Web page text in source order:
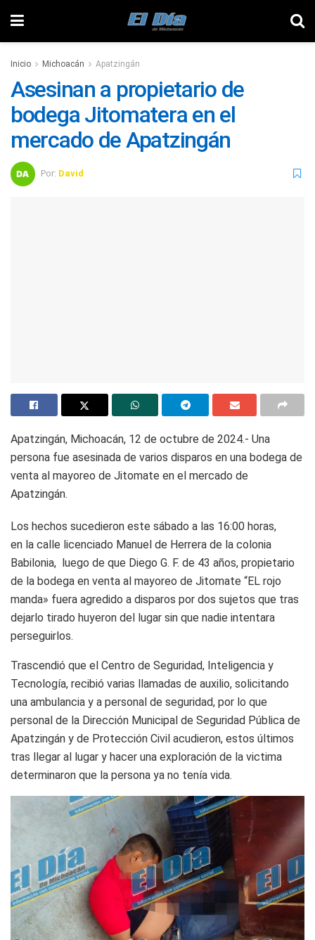
Inicio Michoacán Apatzingán
Asesinan a propietario de
bodega Jitomatera en el
mercado de Apatzingán
Por: David
Apatzingán, Michoacán, 12 de octubre de 2024.- Una
persona fue asesinada de varios disparos en una bodega de
venta al mayoreo de Jitomate en el mercado de
Apatzingán.
Los hechos sucedieron este sábado a las 16:00 horas,
en la calle licenciado Manuel de Herrera de la colonia
Babilonia, luego de que Diego G. F. de 43 años, propietario
de la bodega en venta al mayoreo de Jitomate “EL rojo
manda» fuera agredido a disparos por dos sujetos que tras
dejarlo tirado huyeron del lugar sin que nadie intentara
perseguirlos.
Trascendió que el Centro de Seguridad, Inteligencia y
Tecnología, recibió varias llamadas de auxilio, solicitando
una ambulancia y a personal de seguridad, por lo que
personal de la Dirección Municipal de Seguridad Pública de
Apatzingán y de Protección Civil acudieron, estos últimos
tras llegar al lugar y hacer una exploración de la victima
determinaron que la persona ya no tenía vida.